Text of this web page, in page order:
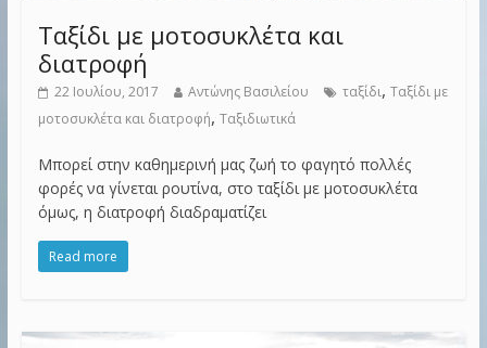
Ταξίδι με μοτοσυκλέτα και
διατροφή
22 Ιουλίου, 2017 Αντώνης Βασιλείου ταξίδι, Ταξίδι με
μοτοσυκλέτα και διατροφή, Ταξιδιωτικά
Μπορεί στην καθημερινή μας ζωή το φαγητό πολλές
φορές να γίνεται ρουτίνα, στο ταξίδι με μοτοσυκλέτα
όμως, η διατροφή διαδραματίζει
Read more